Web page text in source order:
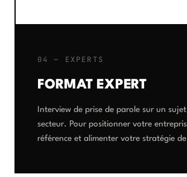
04 — EXPERTS
FORMAT EXPERT
Interview de prise de parole sur un
secteur. Pour positionner votre
référence et alimenter votre stratégie